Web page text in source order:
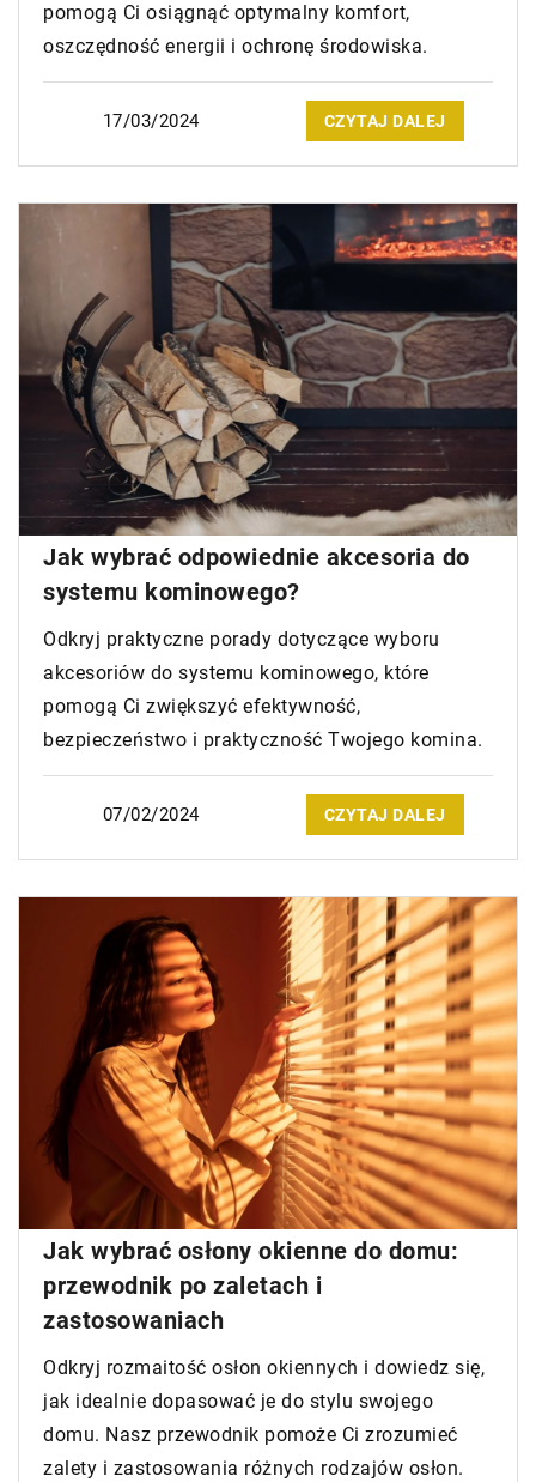
pomogą Ci osiągnąć optymalny komfort,
oszczędność energii i ochronę środowiska.
17/03/2024 CZYTAJ DALEJ
Jak wybrać odpowiednie akcesoria do
systemu kominowego?
Odkryj praktyczne porady dotyczące wyboru
akcesoriów do systemu kominowego, które
pomogą Ci zwiększyć efektywność,
bezpieczeństwo i praktyczność Twojego komina.
07/02/2024 CZYTAJ DALEJ
Jak wybrać osłony okienne do domu:
przewodnik po zaletach i
zastosowaniach
Odkryj rozmaitość osłon okiennych i dowiedz się,
jak idealnie dopasować je do stylu swojego
domu. Nasz przewodnik pomoże Ci zrozumieć
zalety i zastosowania różnych rodzajów osłon.